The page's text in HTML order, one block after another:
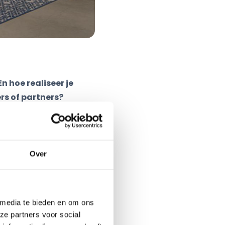
Over
te bieden en om ons
partners voor social
hoe realiseer je
of partners?
van is) ons een
en
Pieter gaat in op
voorop, zowel